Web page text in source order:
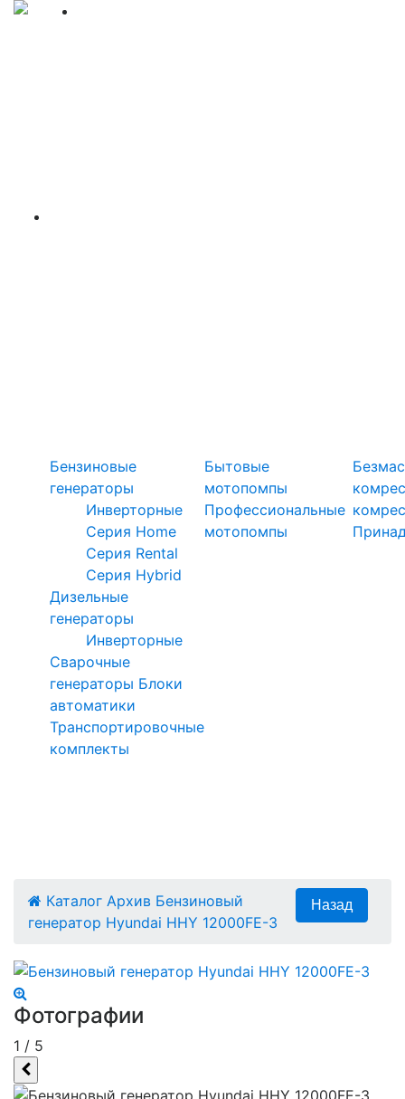
Бензиновые
генераторы
Инверторные
Серия Home
Серия Rental
Серия Hybrid
Дизельные
генераторы
Инверторные
Сварочные
генераторы Блоки
автоматики
Транспортировочные
комплекты
Бытовые
мотопомпы
Профессиональные
мотопомпы
Каталог Архив Бензиновый
генератор Hyundai HHY 12000FE-3
Фотографии
1 / 5